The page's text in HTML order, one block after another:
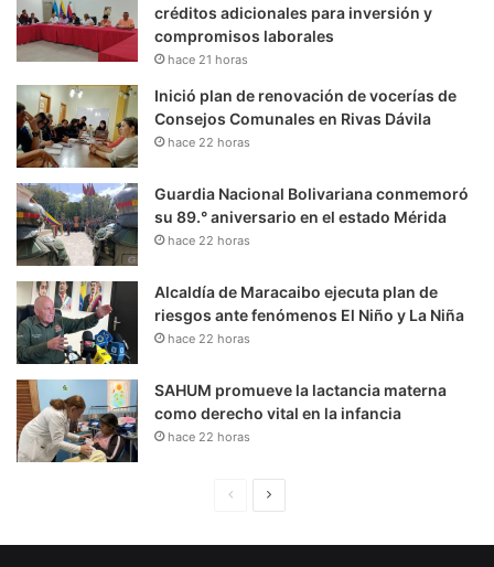
créditos adicionales para inversión y
compromisos laborales
hace 21 horas
Inició plan de renovación de vocerías de
Consejos Comunales en Rivas Dávila
hace 22 horas
Guardia Nacional Bolivariana conmemoró
su 89.° aniversario en el estado Mérida
hace 22 horas
Alcaldía de Maracaibo ejecuta plan de
riesgos ante fenómenos El Niño y La Niña
hace 22 horas
SAHUM promueve la lactancia materna
como derecho vital en la infancia
hace 22 horas